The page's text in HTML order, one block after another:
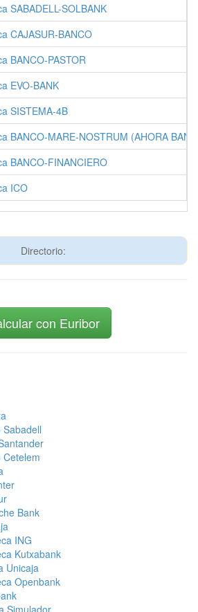
SABADELL-SOLBANK
CAJASUR-BANCO
BANCO-PASTOR
EVO-BANK
SISTEMA-4B
BANCO-MARE-NOSTRUM (AHORA
BANCO-FINANCIERO
ICO
Directorio:
con Euribor
Cetelem
Bank
ING
Kutxabank
Unicaja
Openbank